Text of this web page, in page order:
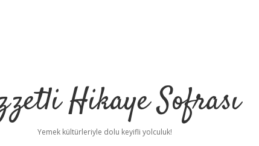
Hikaye Sofrası
Yemek kültürleriyle dolu keyifli yolculuk!